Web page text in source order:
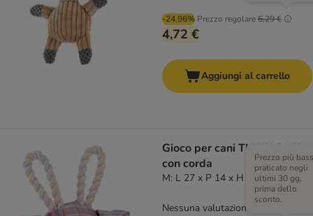
-24.96% Prezzo regolare6,29 €
4,72 €
Aggiungi al carrello
Gioco per cani TIAKI giraffa
con corda
M: L 27 x P 14 x H 23 cm
Prezzo più
praticato negli
ultimi 30 gg,
prima dello
sconto.
Nessuna valutazione